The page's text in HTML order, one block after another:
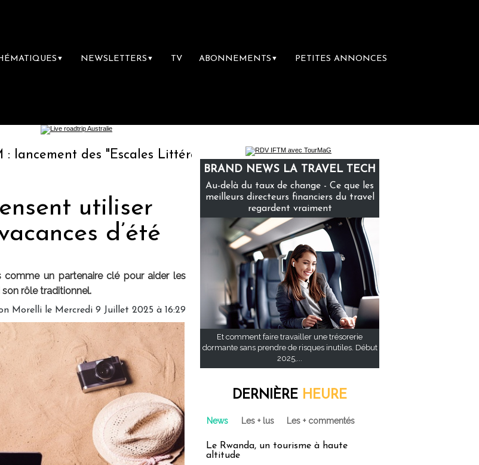
▼ NEWSLETTERS ▼ TV ABONNEMENTS ▼ PETITES ANNONCES
des "Escales Littéraires", la première librairie du voyage
utiliser
d’été
comme un partenaire clé pour aider les
son rôle traditionnel.
Morelli le Mercredi 9 Juillet 2025 à 16:29
BRAND NEWS LA TRAVEL TECH
Au-delà du taux de change - Ce que les
meilleurs directeurs financiers du travel
regardent vraiment
Et comment faire travailler une trésorerie
dormante sans prendre de risques inutiles. Début
2025,...
DERNIÈRE HEURE
News Les + lus Les + commentés
Le Rwanda, un tourisme à haute
altitude